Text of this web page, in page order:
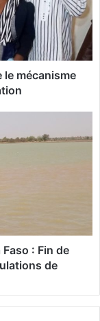
le mécanisme
: Fin de
de